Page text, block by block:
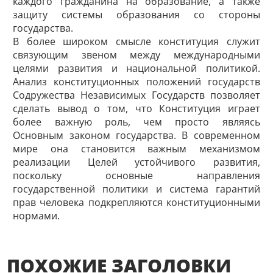
защиту системы образования со стороны
государства.
В более широком смысле конституция служит
связующим звеном между международными
целями развития и национальной политикой.
Анализ конституционных положений государств
Содружества Независимых Государств позволяет
сделать вывод о том, что Конституция играет
более важную роль, чем просто являясь
Основным законом государства. В современном
мире она становится важным механизмом
реализации Целей устойчивого развития,
поскольку основные направления
государственной политики и система гарантий
прав человека подкрепляются конституционными
нормами.
ПОХОЖИЕ ЗАГОЛОВКИ